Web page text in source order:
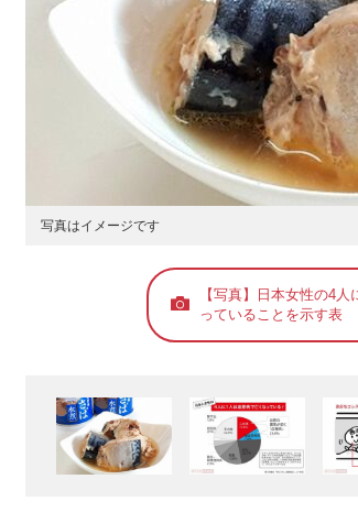
写真はイメージです
【写真】日本女性の4
っていることを示す表